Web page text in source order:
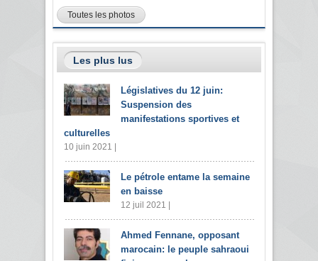
Toutes les photos
Les plus lus
Législatives du 12 juin:
Suspension des
manifestations sportives et
culturelles
10 juin 2021 |
Le pétrole entame la semaine
en baisse
12 juil 2021 |
Ahmed Fennane, opposant
marocain: le peuple sahraoui